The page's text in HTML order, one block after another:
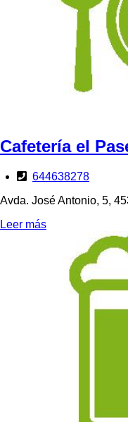
Cafetería el
644638278
Avda. José Antonio, 5,
Leer más